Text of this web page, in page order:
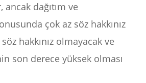
ancak dağıtım ve
çok az söz hakkınız
hakkınız olmayacak ve
son derece yüksek olması